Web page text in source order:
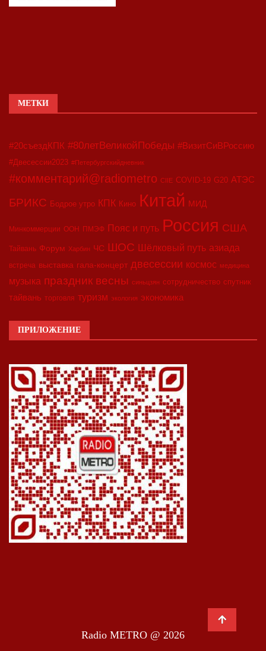
МЕТКИ
#20съездКПК #80летВеликойПобеды #ВизитСиВРоссию
#Двесессии2023 #Петербургскийдневник
#комментарий@radiometro CIIE COVID-19 G20 АТЭС
БРИКС Бодрое утро КПК Кино Китай МИД
Минкоммерции ООН ПМЭФ Пояс и путь Россия США
Тайвань Форум Харбин ЧС ШОС Шёлковый путь азиада
встреча выставка гала-концерт двесессии космос медицина
музыка праздник весны синьцзян сотрудничество спутник
тайвань торговля туризм экология экономика
ПРИЛОЖЕНИЕ
Radio METRO @ 2026